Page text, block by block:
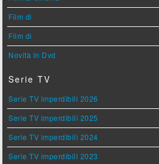
Film di
Film di
Novità in Dvd
Serie TV
Serie TV imperdibili 2026
Serie TV imperdibili 2025
Serie TV imperdibili 2024
Serie TV imperdibili 2023